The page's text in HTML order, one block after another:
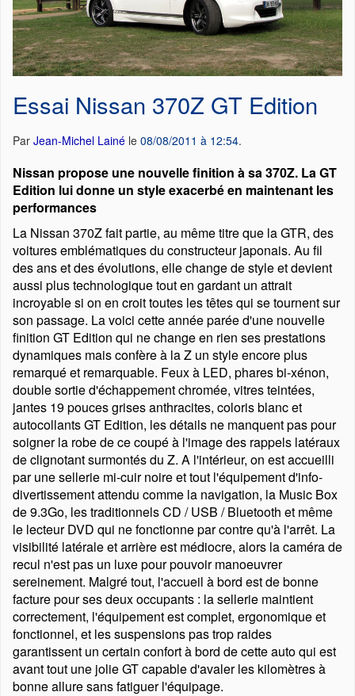
Essai Nissan 370Z GT Edition
Par Jean-Michel Lainé le 08/08/2011 à 12:54.
Nissan propose une nouvelle finition à sa 370Z. La GT
Edition lui donne un style exacerbé en maintenant les
performances
La Nissan 370Z fait partie, au même titre que la GTR, des
voitures emblématiques du constructeur japonais. Au fil
des ans et des évolutions, elle change de style et devient
aussi plus technologique tout en gardant un attrait
incroyable si on en croit toutes les têtes qui se tournent sur
son passage. La voici cette année parée d'une nouvelle
finition GT Edition qui ne change en rien ses prestations
dynamiques mais confère à la Z un style encore plus
remarqué et remarquable. Feux à LED, phares bi-xénon,
double sortie d'échappement chromée, vitres teintées,
jantes 19 pouces grises anthracites, coloris blanc et
autocollants GT Edition, les détails ne manquent pas pour
soigner la robe de ce coupé à l'image des rappels latéraux
de clignotant surmontés du Z. A l'intérieur, on est accueilli
par une sellerie mi-cuir noire et tout l'équipement d'info-
divertissement attendu comme la navigation, la Music Box
de 9.3Go, les traditionnels CD / USB / Bluetooth et même
le lecteur DVD qui ne fonctionne par contre qu'à l'arrêt. La
visibilité latérale et arrière est médiocre, alors la caméra de
recul n'est pas un luxe pour pouvoir manoeuvrer
sereinement. Malgré tout, l'accueil à bord est de bonne
facture pour ses deux occupants : la sellerie maintient
correctement, l'équipement est complet, ergonomique et
fonctionnel, et les suspensions pas trop raides
garantissent un certain confort à bord de cette auto qui est
avant tout une jolie GT capable d'avaler les kilomètres à
bonne allure sans fatiguer l'équipage.